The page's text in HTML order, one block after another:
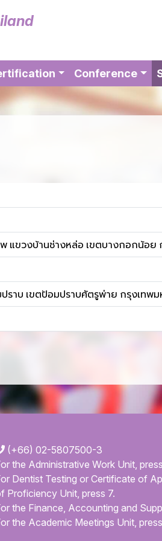
Conference
แขวงบ้านช่างหล่อ เขตบางกอกน้อย
าบ เขตป้อมปราบศัตรูพ่าย กรุงเทพม
(+66) 02-5807500-3
the Administrative Work Unit,
Dentist Testing or Certificate of
Proficiency Unit, press 7.
the Finance, Accounting and
the Academic Meetings Unit,